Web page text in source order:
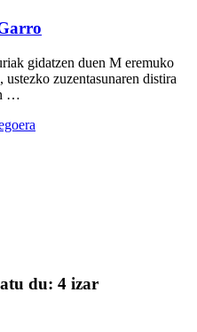
gidatzen duen M eremuko
zuzentasunaren distira
…
du: 4 izar